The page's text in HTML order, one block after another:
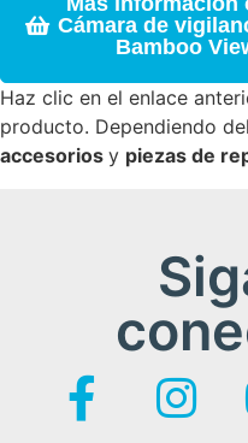
Cámara de
Bamboo
Haz clic en el enlace
producto. Dependiendo
accesorios y piezas de